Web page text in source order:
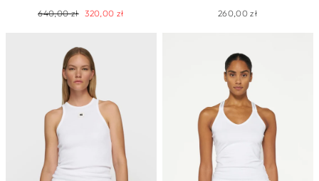
Regularna
640,00 zł
Cena
320,00 zł 260,00 zł